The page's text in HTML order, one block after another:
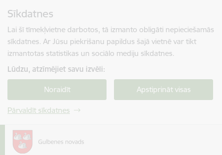
Sīkdatnes
Lai šī tīmekļvietne darbotos, tā izmanto obligāti nepieciešamās
sīkdatnes. Ar Jūsu piekrišanu papildus šajā vietnē var tikt
izmantotas statistikas un sociālo mediju sīkdatnes.
Lūdzu, atzīmējiet savu izvēli:
Noraidīt Apstiprināt visas
Pārvaldīt sīkdatnes